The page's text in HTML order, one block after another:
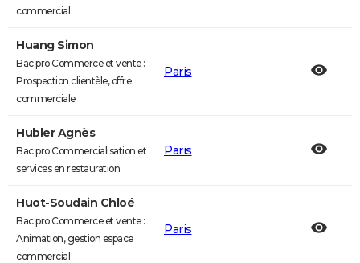
commercial
Huang Simon
Bac pro Commerce et vente :
Prospection clientèle, offre
commerciale
Paris
Hubler Agnès
Bac pro Commercialisation et
services en restauration
Paris
Huot-Soudain Chloé
Bac pro Commerce et vente :
Animation, gestion espace
commercial
Paris